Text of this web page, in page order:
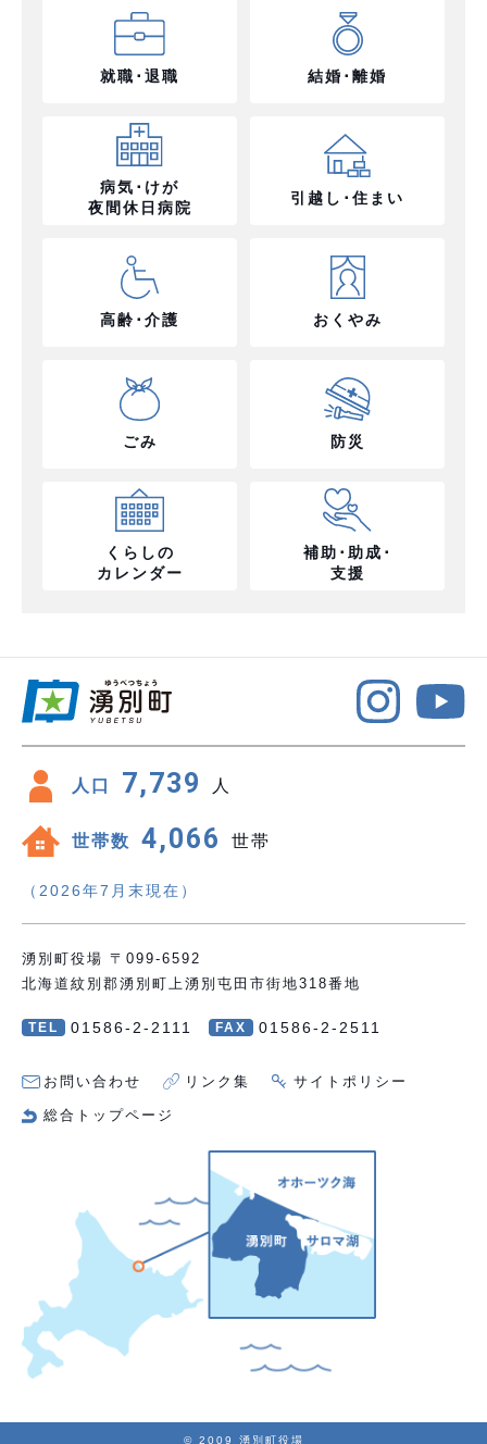
就職･退職 結婚･離婚
病気･けが
夜間休日病院
引越し･住まい
高齢･介護 おくやみ
ごみ 防災
くらしの
カレンダー
補助･助成･
支援
人口 7,739 人
世帯数 4,066 世帯
（2026年7月末現在）
湧別町役場 〒099-6592
北海道紋別郡湧別町上湧別屯田市街地318番地
TEL 01586-2-2111 FAX 01586-2-2511
お問い合わせ リンク集 サイトポリシー
総合トップページ
© 2009 湧別町役場